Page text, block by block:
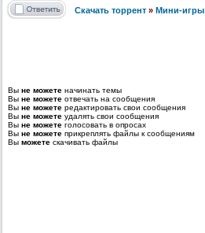
Скачать торрент » Мини-игры
Вы не можете начинать темы
Вы не можете отвечать на сообщения
Вы не можете редактировать свои сообщения
Вы не можете удалять свои сообщения
Вы не можете голосовать в опросах
Вы не можете прикреплять файлы к сообщениям
Вы можете скачивать файлы